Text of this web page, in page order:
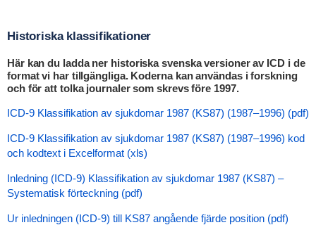
Historiska klassifikationer
Här kan du ladda ner historiska svenska versioner av ICD i de
format vi har tillgängliga. Koderna kan användas i forskning
och för att tolka journaler som skrevs före 1997.
ICD-9 Klassifikation av sjukdomar 1987 (KS87) (1987–1996) (pdf)
ICD-9 Klassifikation av sjukdomar 1987 (KS87) (1987–1996) kod
och kodtext i Excelformat (xls)
Inledning (ICD-9) Klassifikation av sjukdomar 1987 (KS87) –
Systematisk förteckning (pdf)
Ur inledningen (ICD-9) till KS87 angående fjärde position (pdf)